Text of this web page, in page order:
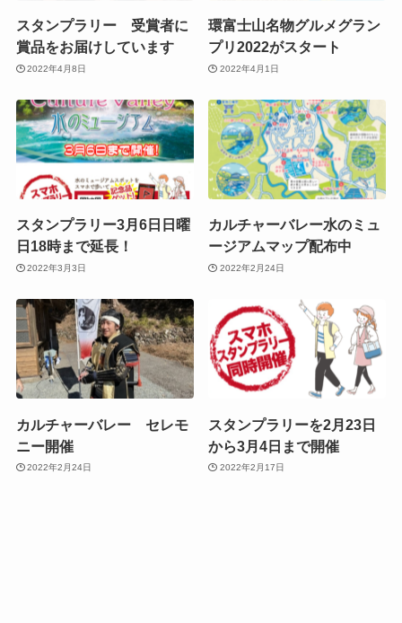
スタンプラリー 受賞者に
賞品をお届けしています
2022年4月8日
環富士山名物グルメグラン
プリ2022がスタート
2022年4月1日
スタンプラリー3月6日日曜
日18時まで延長！
2022年3月3日
カルチャーバレー水のミュ
ージアムマップ配布中
2022年2月24日
カルチャーバレー セレモ
ニー開催
2022年2月24日
スタンプラリーを2月23日
から3月4日まで開催
2022年2月17日